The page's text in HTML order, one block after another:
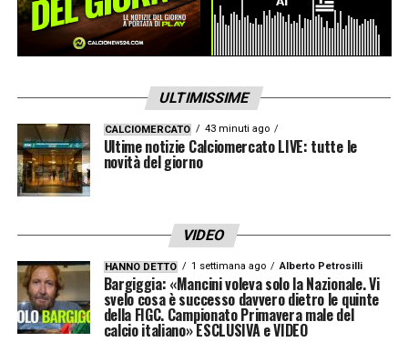
ULTIMISSIME
CALCIOMERCATO 43 minuti ago
Ultime notizie Calciomercato LIVE: tutte le
novità del giorno
VIDEO
HANNO DETTO 1 settimana ago Alberto Petrosilli
Bargiggia: «Mancini voleva solo la Nazionale. Vi
svelo cosa è successo davvero dietro le quinte
della FIGC. Campionato Primavera male del
calcio italiano» ESCLUSIVA e VIDEO